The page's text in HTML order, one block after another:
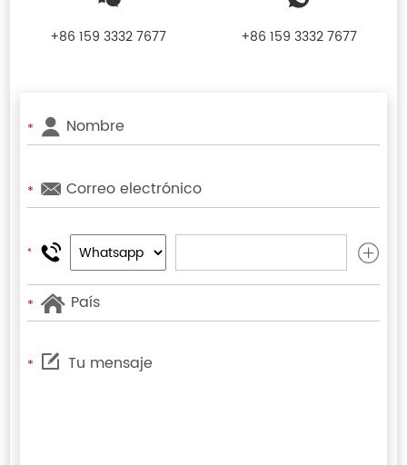
+86 159 3332 7677 +86 159 3332 7677
*
*
*
*
*